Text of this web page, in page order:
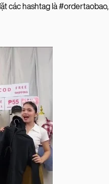
các hashtag là #ordertaobao,